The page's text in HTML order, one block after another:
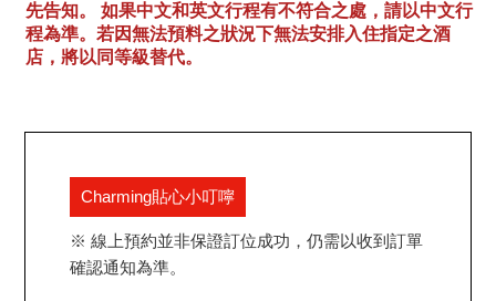
先告知。 如果中文和英文行程有不符合之處，請以中文行
程為準。若因無法預料之狀況下無法安排入住指定之酒
店，將以同等級替代。
Charming貼心小叮嚀
※ 線上預約並非保證訂位成功，仍需以收到訂單
確認通知為準。